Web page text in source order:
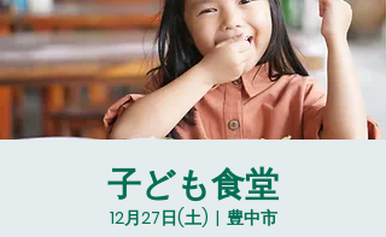
子ども食堂
12月27日(土)
  |
豊中市